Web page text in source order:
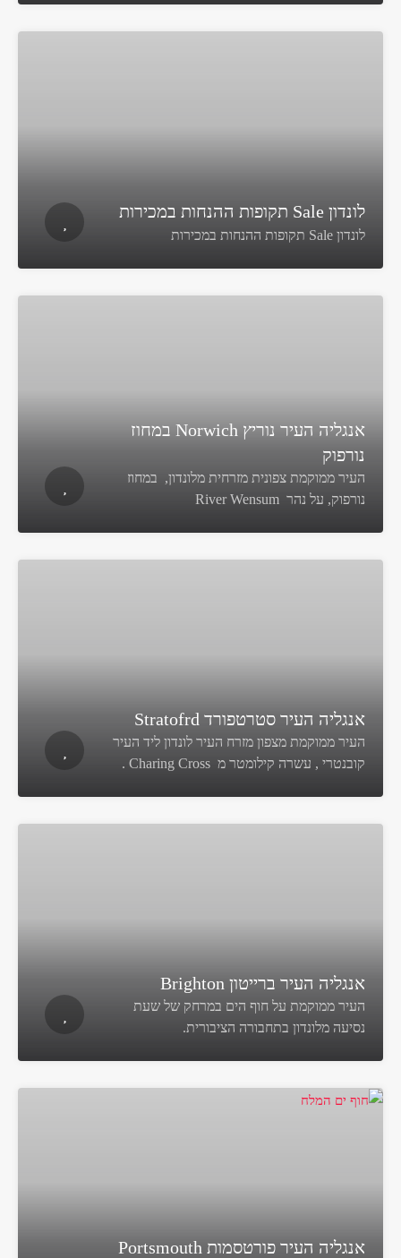
לונדון Sale תקופות ההנחות במכירות
לונדון Sale תקופות ההנחות במכירות
אנגליה העיר נוריץ Norwich במחוז
נורפוק
העיר ממוקמת צפונית מזרחית מלונדון, במחוז
נורפוק, על נהר River Wensum
אנגליה העיר סטרטפורד Stratofrd
העיר ממוקמת מצפון מזרח העיר לונדון ליד העיר
קובנטרי , עשרה קילומטר מ Charing Cross .
אנגליה העיר ברייטון Brighton
העיר ממוקמת על חוף הים במרחק של שעת
נסיעה מלונדון בתחבורה הציבורית.
אנגליה העיר פורטסמות Portsmouth